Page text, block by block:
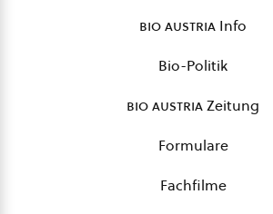
bio austria Info
Bio-Politik
bio austriaZeitung
Formulare
Fachfilme